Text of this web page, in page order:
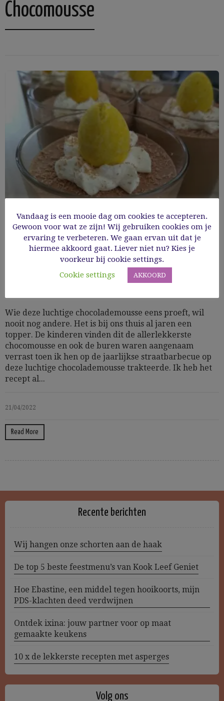
Chocomousse
Luchtige chocolademousse
Cooking Time: 30' + 5 u. opstijven
Zoet
Wie deze luchtige chocolademousse eens proeft, wil
nooit nog andere. Het is bij ons thuis al jaren een
topper. De kinderen vinden dit de allerlekkerste
chocomousse en ook de buren waren aangenaam
verrast toen ik hen op de jaarlijkse straatbarbecue op
deze luchtige chocolademousse trakteerde. Ik heb het
recept al...
21/04/2022
Read More
Recente berichten
Wij hangen onze schorten aan de haak
De top 5 beste feestmenu’s van Kook Leef Geniet
Hoe Ebastine, een middel tegen hooikoorts, mijn
PDS-klachten deed verdwijnen
Ontdek ixina: jouw partner voor op maat
gemaakte keukens
10 x de lekkerste recepten met asperges
Volg ons
Vandaag is een mooie dag om cookies te accepteren.
Gewoon voor wat ze zijn! Wij gebruiken cookies om je
ervaring te verbeteren. We gaan ervan uit dat je
hiermee akkoord gaat. Liever niet nu? Kies je
voorkeur bij cookie settings.
Cookie settings
AKKOORD